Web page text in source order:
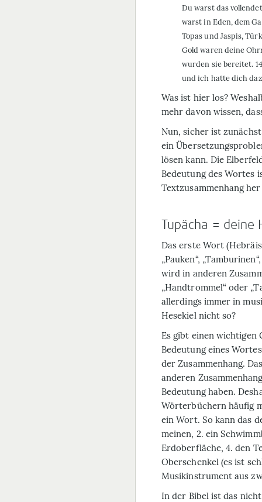
Du warst das
warst in Eden, dem
Topas und Jaspis,
Gold waren deine
wurden sie bereitet.
und ich hatte dich
Was ist hier los?
mehr davon wissen,
Nun, sicher ist
ein
lösen kann. Die
Bedeutung des Wortes
Textzusammenhang
Tupächa = deine
Das erste Wort
„Pauken“,
wird in anderen
„Hand­trommel“ oder
allerdings immer in
Hesekiel nicht so?
Es gibt einen wichtigen
Bedeutung eines
der Zusammenhang.
anderen
Bedeutung haben.
Wörterbüchern häufig
ein Wort. So kann das
meinen, 2. ein
Erdoberfläche, 4. den
Oberschenkel (es ist
Musikinstrument aus
In der Bibel ist das